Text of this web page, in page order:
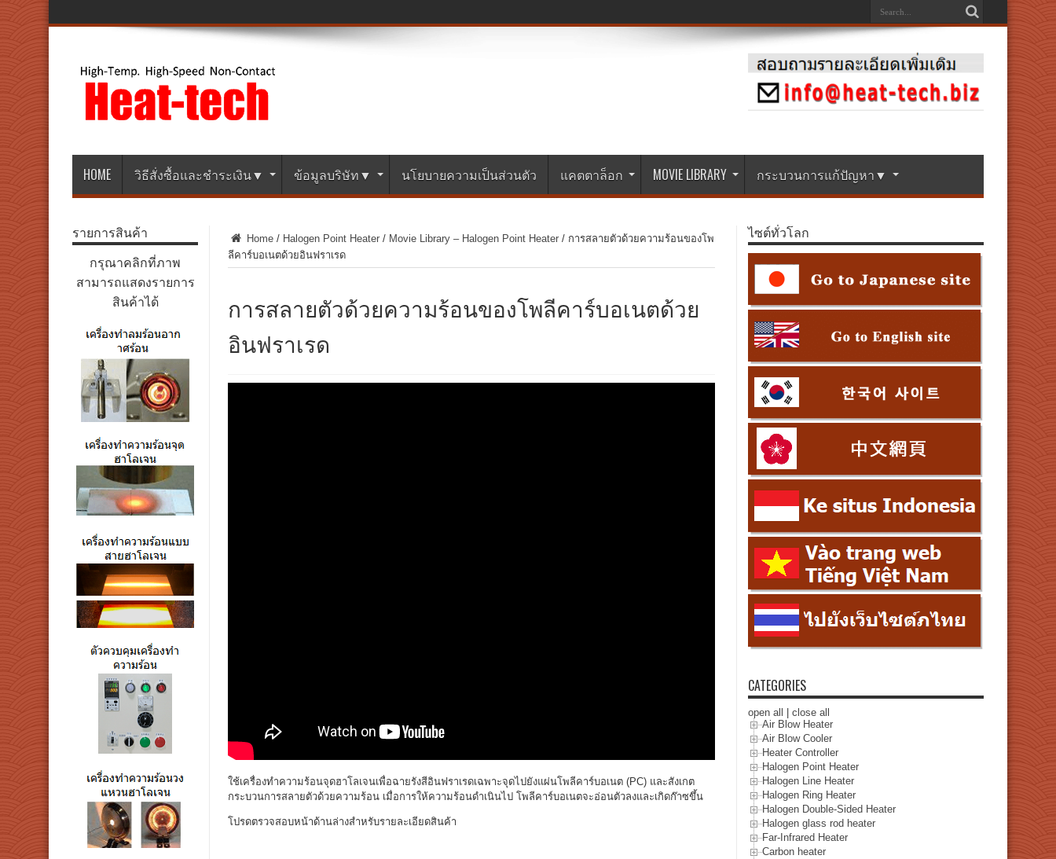
HOME วิธีสั่งซื้อและชำระเงิน▼ ข้อมูลบริษัท▼ นโยบายความเป็นส่วนตัว แคตตาล็อก MOVIE LIBRARY กระบวนการแก้ปัญหา▼
Home / Halogen Point Heater / Movie Library – Halogen Point Heater / การสลายตัวด้วยความร้อนของโพ
ลีคาร์บอเนตด้วยอินฟราเรด
การสลายตัวด้วยความร้อนของโพลีคาร์บอเนตด้วย
อินฟราเรด
ใช้เครื่องทำความร้อนจุดฮาโลเจนเพื่อฉายรังสีอินฟราเรดเฉพาะจุดไปยังแผ่นโพลีคาร์บอเนต (PC) และสังเกต
กระบวนการสลายตัวด้วยความร้อน เมื่อการให้ความร้อนดำเนินไป โพลีคาร์บอเนตจะอ่อนตัวลงและเกิดก๊าซขึ้น
โปรดตรวจสอบหน้าด้านล่างสำหรับรายละเอียดสินค้า
รายการสินค้า
กรุณาคลิกที่ภาพ
สามารถแสดงรายการ
สินค้าได้
ไซต์ทั่วโลก
CATEGORIES
open all
close all
Air Blow Heater
Air Blow Cooler
Heater Controller
Halogen Point Heater
Halogen Line Heater
Halogen Ring Heater
Halogen Double-Sided Heater
Halogen glass rod heater
Far-Infrared Heater
Carbon heater